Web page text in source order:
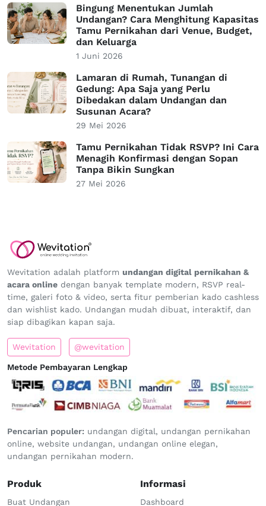
Bingung Menentukan Jumlah
Undangan? Cara Menghitung Kapasitas
Tamu Pernikahan dari Venue, Budget,
dan Keluarga
1 Juni 2026
Lamaran di Rumah, Tunangan di
Gedung: Apa Saja yang Perlu
Dibedakan dalam Undangan dan
Susunan Acara?
29 Mei 2026
Tamu Pernikahan Tidak RSVP? Ini Cara
Menagih Konfirmasi dengan Sopan
Tanpa Bikin Sungkan
27 Mei 2026
Wevitation adalah platform undangan digital pernikahan &
acara online dengan banyak template modern, RSVP real-
time, galeri foto & video, serta fitur pemberian kado cashless
dan wishlist kado. Undangan mudah dibuat, interaktif, dan
siap dibagikan kapan saja.
Wevitation @wevitation
Metode Pembayaran Lengkap
Pencarian populer: undangan digital, undangan pernikahan
online, website undangan, undangan online elegan,
undangan pernikahan modern.
Produk
Buat Undangan
Informasi
Dashboard